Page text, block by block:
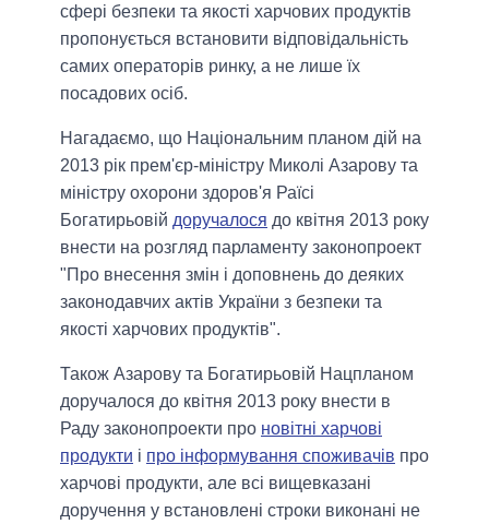
сфері безпеки та якості харчових продуктів
пропонується встановити відповідальність
самих операторів ринку, а не лише їх
посадових осіб.
Нагадаємо, що Національним планом дій на
2013 рік прем'єр-міністру Миколі Азарову та
міністру охорони здоров'я Раїсі
Богатирьовій доручалося до квітня 2013 року
внести на розгляд парламенту законопроект
"Про внесення змін і доповнень до деяких
законодавчих актів України з безпеки та
якості харчових продуктів".
Також Азарову та Богатирьовій Нацпланом
доручалося до квітня 2013 року внести в
Раду законопроекти про новітні харчові
продукти і про інформування споживачів про
харчові продукти, але всі вищевказані
доручення у встановлені строки виконані не